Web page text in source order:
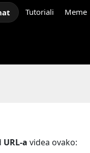
Tutoriali Meme
URL-a videa ovako: